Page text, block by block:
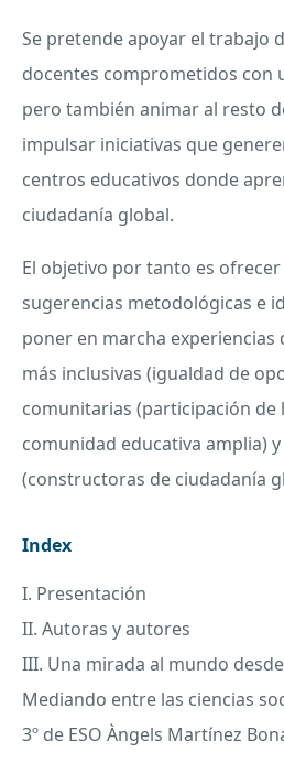
Se pretende apoyar el trabajo
docentes comprometidos con
pero también animar al resto
impulsar iniciativas que
centros educativos donde
ciudadanía global.
El objetivo por tanto es
sugerencias metodológicas e
poner en marcha experiencias
más inclusivas (igualdad de
comunitarias (participación de
comunidad educativa amplia)
(constructoras de ciudadanía
Index
I. Presentación
II. Autoras y autores
III. Una mirada al mundo
Mediando entre las ciencias
3º de ESO Àngels Martínez